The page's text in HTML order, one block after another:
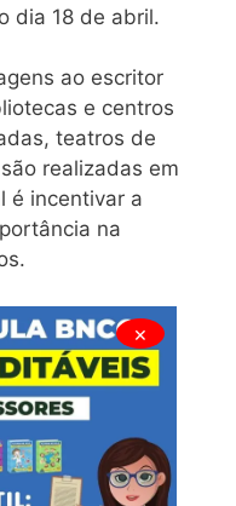
dia 18 de abril.
ao escritor
e centros
teatros de
realizadas em
é incentivar a
na
×